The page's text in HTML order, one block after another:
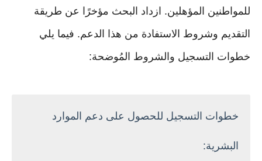
للمواطنين المؤهلين. ازداد البحث مؤخرًا عن طريقة
التقديم وشروط الاستفادة من هذا الدعم. فيما يلي
خطوات التسجيل والشروط المُوضحة:
خطوات التسجيل للحصول على دعم الموارد
البشرية: